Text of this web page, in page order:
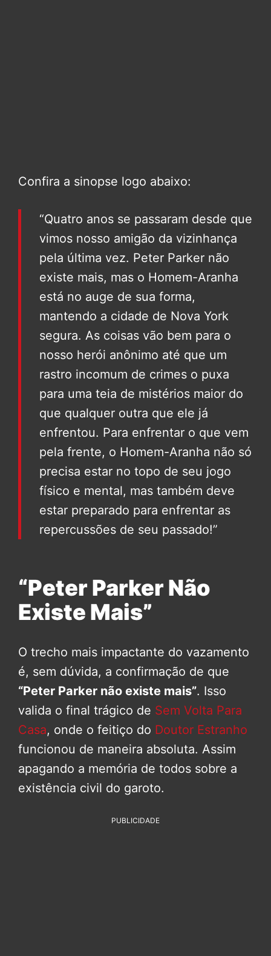
Confira a sinopse logo abaixo:
“Quatro anos se passaram desde que
vimos nosso amigão da vizinhança
pela última vez. Peter Parker não
existe mais, mas o Homem-Aranha
está no auge de sua forma,
mantendo a cidade de Nova York
segura. As coisas vão bem para o
nosso herói anônimo até que um
rastro incomum de crimes o puxa
para uma teia de mistérios maior do
que qualquer outra que ele já
enfrentou. Para enfrentar o que vem
pela frente, o Homem-Aranha não só
precisa estar no topo de seu jogo
físico e mental, mas também deve
estar preparado para enfrentar as
repercussões de seu passado!”
“Peter Parker Não
Existe Mais”
O trecho mais impactante do vazamento
é, sem dúvida, a confirmação de que
“Peter Parker não existe mais”. Isso
valida o final trágico de Sem Volta Para
Casa, onde o feitiço do Doutor Estranho
funcionou de maneira absoluta. Assim
apagando a memória de todos sobre a
existência civil do garoto.
PUBLICIDADE